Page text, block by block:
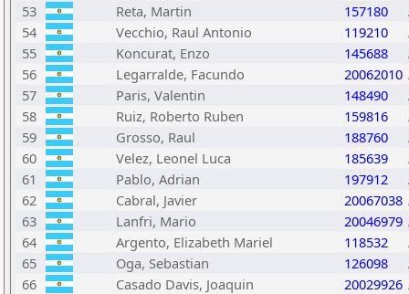
53
Reta, Martin 157180
54
Vecchio, Raul Antonio 119210
55
Koncurat, Enzo 145688
56
Legarralde, Facundo 20062010
57
Paris, Valentin 148490
58
Ruiz, Roberto Ruben 159816
59
Grosso, Raul 188760
60
Velez, Leonel Luca 185639
61
Pablo, Adrian 197912
62
Cabral, Javier 20067038
63
Lanfri, Mario 20046979
64
Argento, Elizabeth Mariel 118532
65
Oga, Sebastian 126098
66
Casado Davis, Joaquin 20029926